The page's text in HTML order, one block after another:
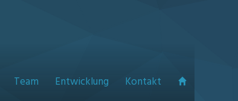
Team Entwicklung Kontakt